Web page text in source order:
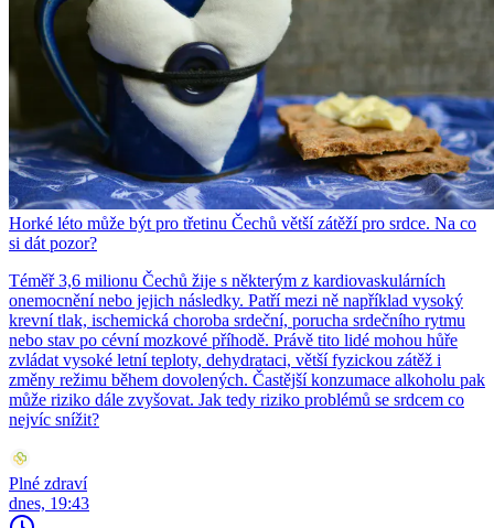
Horké léto může být pro třetinu Čechů větší zátěží pro srdce. Na co
si dát pozor?
Téměř 3,6 milionu Čechů žije s některým z kardiovaskulárních
onemocnění nebo jejich následky. Patří mezi ně například vysoký
krevní tlak, ischemická choroba srdeční, porucha srdečního rytmu
nebo stav po cévní mozkové příhodě. Právě tito lidé mohou hůře
zvládat vysoké letní teploty, dehydrataci, větší fyzickou zátěž i
změny režimu během dovolených. Častější konzumace alkoholu pak
může riziko dále zvyšovat. Jak tedy riziko problémů se srdcem co
nejvíc snížit?
Plné zdraví
dnes, 19:43